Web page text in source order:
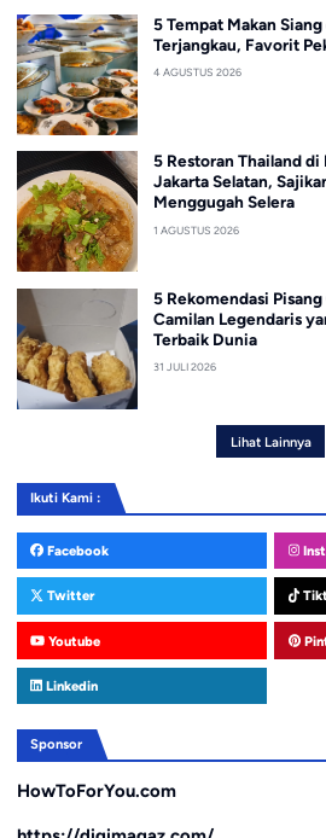
5 Tempat Makan
Terjangkau, Favorit
4 AGUSTUS 2026
5 Restoran Thailand di
Jakarta Selatan,
Menggugah Selera
1 AGUSTUS 2026
5 Rekomendasi
Camilan Legendaris
Terbaik Dunia
31 JULI 2026
Lihat Lainnya
Ikuti Kami :
Facebook
Twitter
Youtube
Linkedin
Sponsor
HowToForYou.com